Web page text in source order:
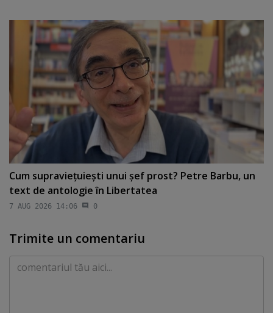
Cum supravieţuieşti unui şef prost? Petre Barbu, un
text de antologie în Libertatea
7 AUG 2026 14:06 0
Trimite un comentariu
Comentariu